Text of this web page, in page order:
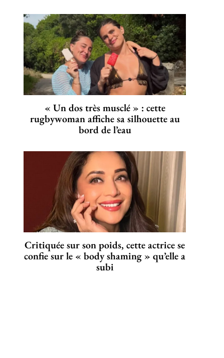
« Un dos très musclé » : cette
rugbywoman affiche sa silhouette au
bord de l’eau
Critiquée sur son poids, cette actrice se
confie sur le « body shaming » qu’elle a
subi